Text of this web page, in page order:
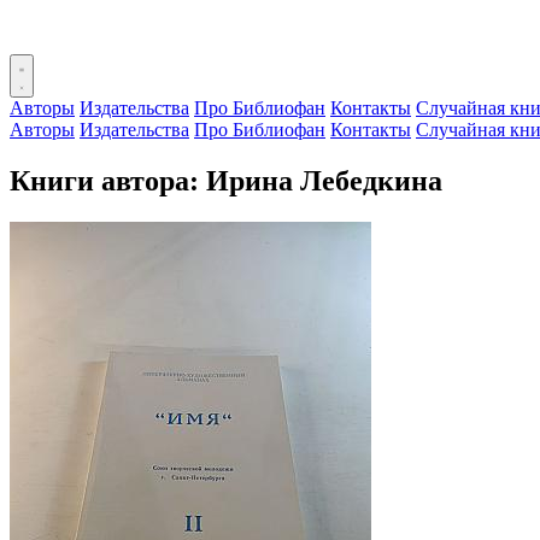
Авторы Издательства Про Библиофан Контакты Случайная
Авторы Издательства Про Библиофан Контакты Случайная
Книги автора: Ирина Лебедкина